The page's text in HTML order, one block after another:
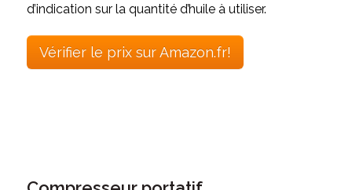
d’indication sur la quantité d’huile à utiliser.
Vérifier le prix sur Amazon.fr!